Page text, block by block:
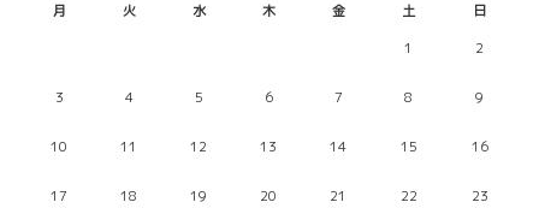
月
火 水 木 金 土
日
1
2
3 4 5 6 7 8 9
10 11 12 13 14 15 16
17 18 19 20 21 22 23